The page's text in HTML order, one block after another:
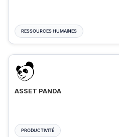
RESSOURCES HUMAINES
ASSET PANDA
PRODUCTIVITÉ